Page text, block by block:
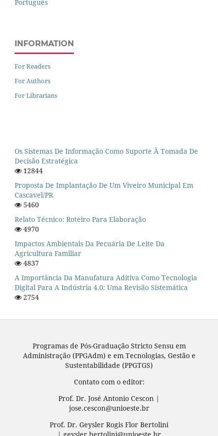
Português
INFORMATION
For Readers
For Authors
For Librarians
Os Sistemas De Informação Como Suporte À Tomada De
Decisão Estratégica
12844
Proposta De Implantação De Um Viveiro Municipal Em
Cascavel/PR
5460
Relato Técnico: Roteiro Para Elaboração
4970
Impactos Ambientais Da Pecuária De Leite Da
Agricultura Familiar
4837
A Importância Da Manufatura Aditiva Como Tecnologia
Digital Para A Indústria 4.0: Uma Revisão Sistemática
2754
Programas de Pós-Graduação Stricto Sensu em
Administração (PPGAdm) e em Tecnologias, Gestão e
Sustentabilidade (PPGTGS)
Contato com o editor:
Prof. Dr. José Antonio Cescon |
jose.cescon@unioeste.br
Prof. Dr. Geysler Rogis Flor Bertolini